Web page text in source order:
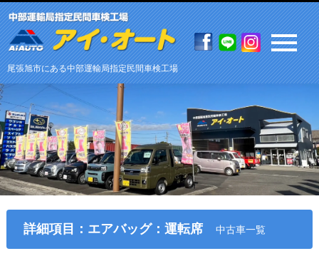
尾張旭市にある中部運輸局指定民間車検工場
詳細項目：エアバッグ：運転席 中古車一覧